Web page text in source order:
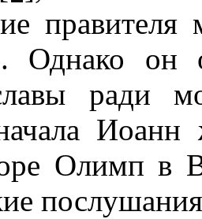
Однако он
ради
Иоанн
Олимп в